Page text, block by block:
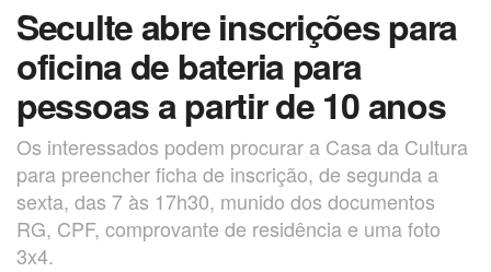
Seculte abre inscrições para
oficina de bateria para
pessoas a partir de 10 anos
Os interessados podem procurar a Casa da Cultura
para preencher ficha de inscrição, de segunda a
sexta, das 7 às 17h30, munido dos documentos
RG, CPF, comprovante de residência e uma foto
3x4.